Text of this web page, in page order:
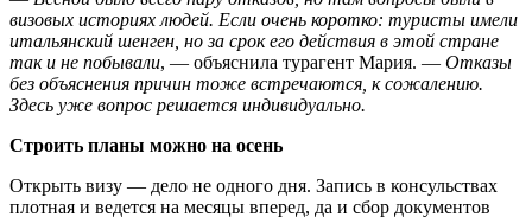
визовых историях людей. Если очень коротко: туристы имели
итальянский шенген, но за срок его действия в этой стране
так и не побывали, — объяснила турагент Мария. — Отказы
без объяснения причин тоже встречаются, к сожалению.
Здесь уже вопрос решается индивидуально.
Строить планы можно на осень
Открыть визу — дело не одного дня. Запись в консульствах
плотная и ведется на месяцы вперед, да и сбор документов